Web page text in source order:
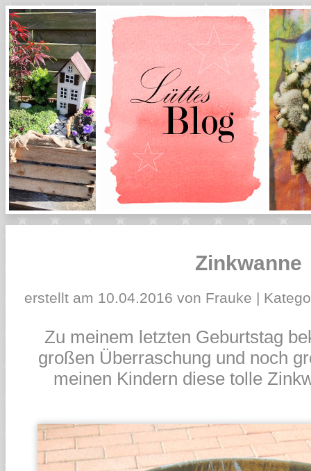
Zinkwanne
erstellt am 10.04.2016 von Frauke |
Zu meinem letzten Geburtstag
großen Überraschung und noch
meinen Kindern diese tolle